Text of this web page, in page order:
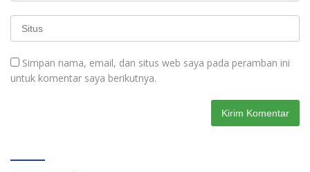
Simpan nama, email, dan situs web saya pada peramban ini
untuk komentar saya berikutnya.